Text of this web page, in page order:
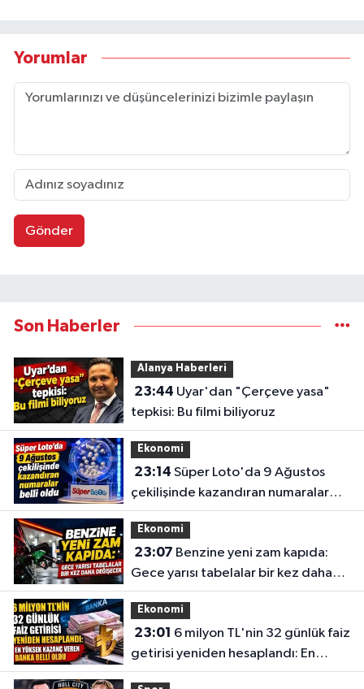
Yorumlar
Gönder
Son Haberler
Alanya Haberleri
23:44
tepkisi: Bu filmi biliyoruz
Ekonomi
23:14
çekilişinde kazandıran numaralar
belli oldu
Ekonomi
23:07
Gece yarısı tabelalar bir kez daha
değişecek
Ekonomi
23:01
getirisi yeniden hesaplandı: En
yüksek kazanç veren banka belli